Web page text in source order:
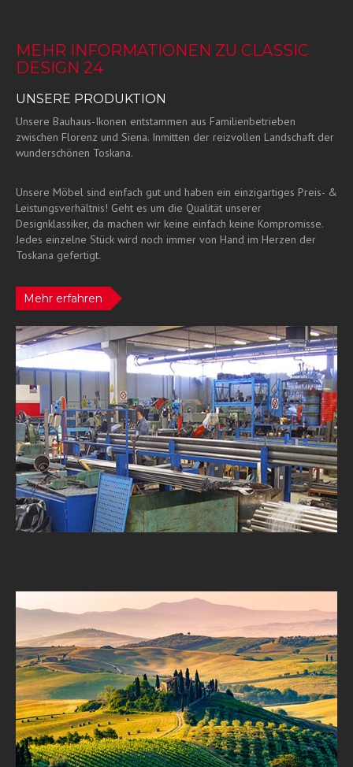
MEHR INFORMATIONEN ZU CLASSIC
DESIGN 24
UNSERE PRODUKTION
Unsere Bauhaus-Ikonen entstammen aus Familienbetrieben
zwischen Florenz und Siena. Inmitten der reizvollen Landschaft der
wunderschönen Toskana.
Unsere Möbel sind einfach gut und haben ein einzigartiges Preis- &
Leistungsverhältnis! Geht es um die Qualität unserer
Designklassiker, da machen wir keine einfach keine Kompromisse.
Jedes einzelne Stück wird noch immer von Hand im Herzen der
Toskana gefertigt.
Mehr erfahren